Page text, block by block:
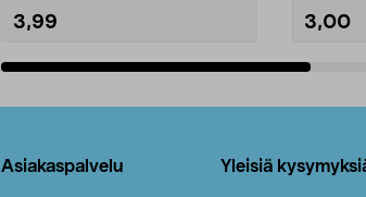
3,99 3,00
Asiakaspalvelu Yleisiä